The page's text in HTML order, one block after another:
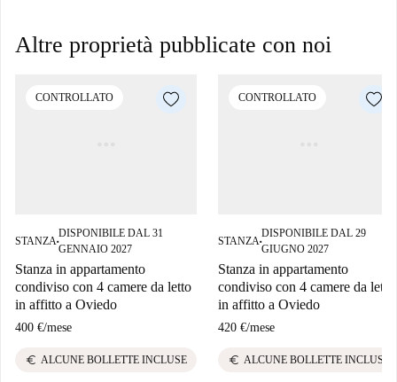
Altre proprietà pubblicate con noi
CONTROLLATO
STANZA■
DISPONIBILE DAL 31
GENNAIO 2027
Stanza in appartamento
condiviso con 4 camere da letto
in affitto a Oviedo
400 €/mese
euro ALCUNE BOLLETTE INCLUSE
CONTROLLATO
STANZA■
DISPONIBILE DAL 29
GIUGNO 2027
Stanza in appartamento
condiviso con 4 camere da letto
in affitto a Oviedo
420 €/mese
euro ALCUNE BOLLETTE INCLUSE